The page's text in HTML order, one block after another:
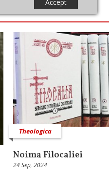
Accept
Theologica
Noima Filocaliei
24 Sep, 2024